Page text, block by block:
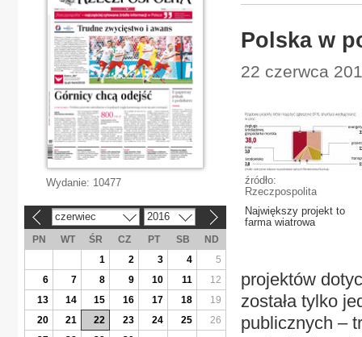
Polska w
22 czerwca
źródło:
Rzeczpospolita
Największy projekt to
farma wiatrowa
projektów
została tylko
publicznych –
Wydanie: 10477
czerwiec 2016
PN WT ŚR CZ PT SB
ND
1
2 3 4
5
6
7 8 9 10 11
12
13
14 15 16 17 18
19
20
21 22 23 24 25
26